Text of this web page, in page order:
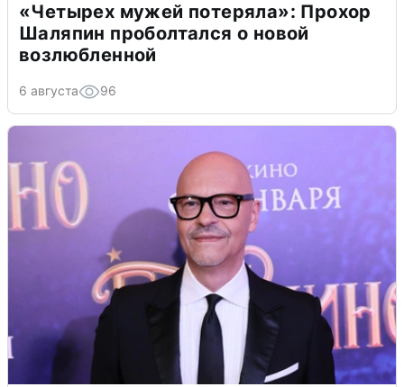
«Четырех мужей потеряла»: Прохор
Шаляпин проболтался о новой
возлюбленной
6 августа 96